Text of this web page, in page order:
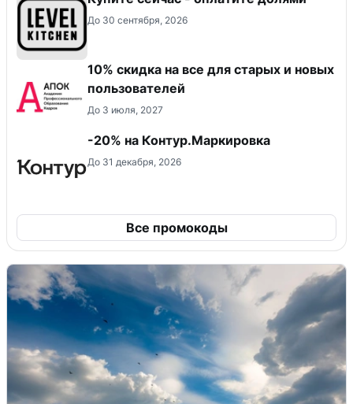
До 30 сентября, 2026
10% скидка на все для старых и новых
пользователей
До 3 июля, 2027
-20% на Контур.Маркировка
До 31 декабря, 2026
Все промокоды